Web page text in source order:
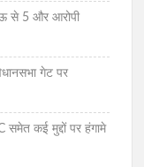
से 5 और आरोपी
गेट पर
कई मुद्दों पर हंगामे